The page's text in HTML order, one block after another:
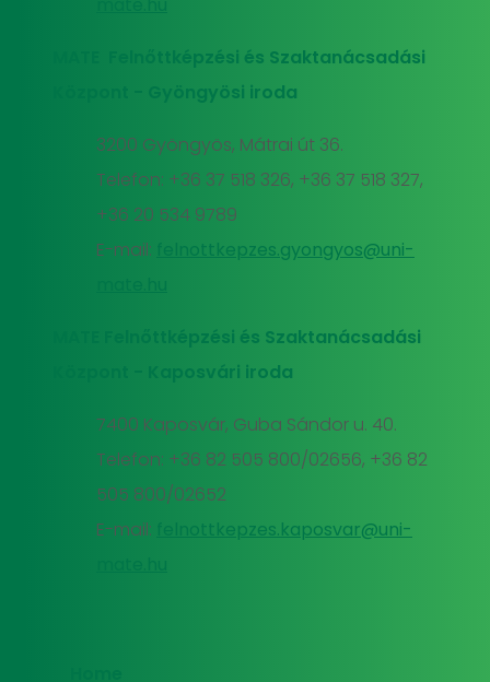
MATE Felnőttképzési és Szaktanácsadási
Központ - Gyöngyösi iroda
3200 Gyöngyös, Mátrai út 36.
Telefon: +36 37 518 326, +36 37 518 327,
+36 20 534 9789
E-mail:
felnottkepzes.gyongyos@uni-
MATE Felnőttképzési és Szaktanácsadási
Központ - Kaposvári iroda
7400 Kaposvár, Guba Sándor u. 40.
Telefon: +36 82 505 800/02656, +36 82
505 800/02652
E-mail:
felnottkepzes.kaposvar@uni-